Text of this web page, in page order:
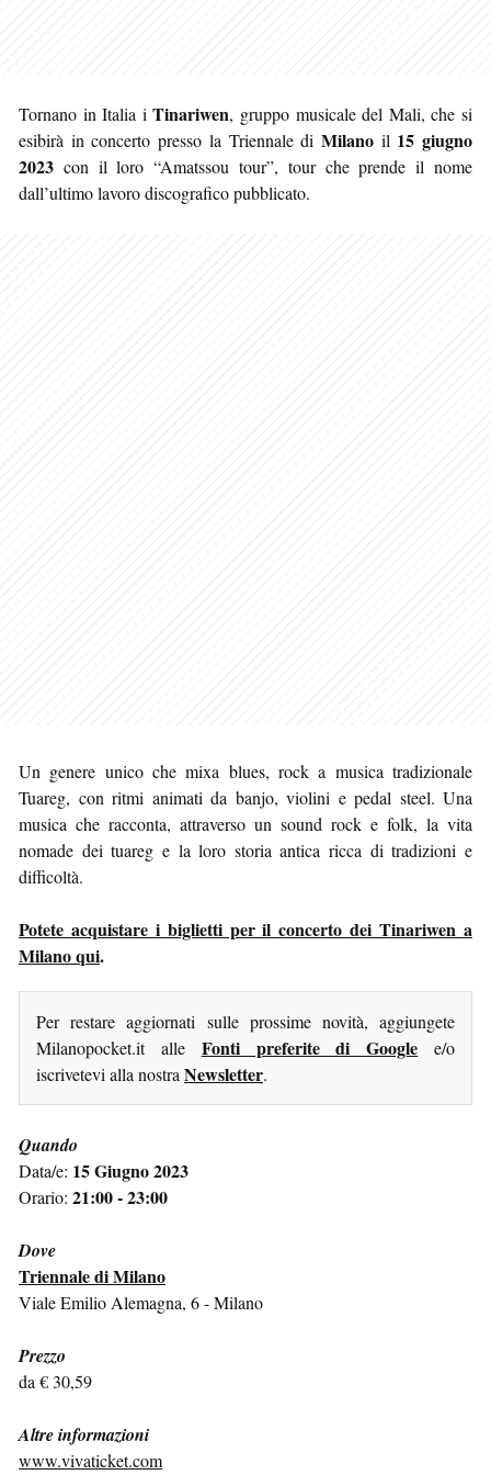
Tornano in Italia iTinariwen, gruppo musicale del Mali, che si
esibirà in concerto presso la Triennale di Milanoil 15 giugno
2023 con il loro “Amatssou tour”, tour che prende il nome
dall’ultimo lavoro discografico pubblicato.
Un genere unico che mixa blues, rock a musica tradizionale
Tuareg, con ritmi animati da banjo, violini e pedal steel. Una
musica che racconta, attraverso un sound rock e folk, la vita
nomade dei tuareg e la loro storia antica ricca di tradizioni e
difficoltà.
Potete acquistare i biglietti per il concerto dei Tinariwen a
Milano qui.
Per restare aggiornati sulle prossime novità, aggiungete
Milanopocket.it alle Fonti preferite di Google e/o
iscrivetevi alla nostraNewsletter.
Quando
Data/e: 15 Giugno 2023
Orario: 21:00 - 23:00
Dove
Triennale di Milano
Viale Emilio Alemagna, 6 - Milano
Prezzo
da € 30,59
Altre informazioni
www.vivaticket.com